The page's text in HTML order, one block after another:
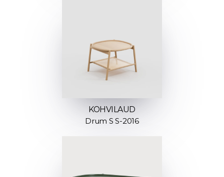
KOHVILAUD
Drum S S-2016